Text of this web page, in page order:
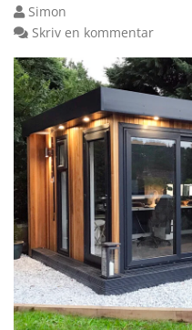
Simon
Skriv en kommentar